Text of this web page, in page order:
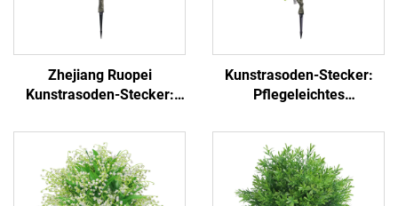
Zhejiang Ruopei
Kunstrasoden-Stecker:
beleben
Kunstrasoden-Stecker:
Pflegeleichtes